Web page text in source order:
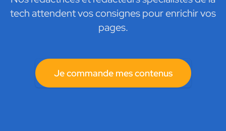
tech attendent vos consignes pour enrichir vos
pages.
Je commande mes contenus